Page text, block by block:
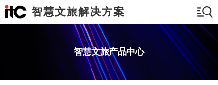
智慧文旅解决方案
智慧文旅产品中心